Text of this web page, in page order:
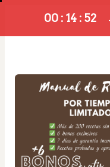
00 : 14 : 52